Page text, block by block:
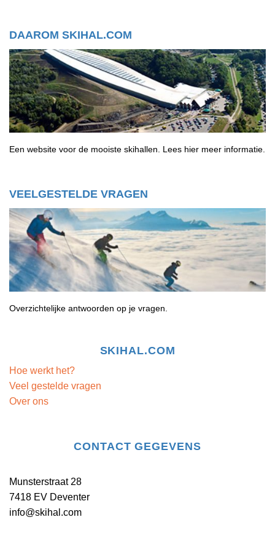
DAAROM SKIHAL.COM
Een website voor de mooiste skihallen. Lees hier meer informatie.
VEELGESTELDE VRAGEN
Overzichtelijke antwoorden op je vragen.
SKIHAL.COM
Hoe werkt het?
Veel gestelde vragen
Over ons
CONTACT GEGEVENS
Munsterstraat 28
7418 EV Deventer
info@skihal.com